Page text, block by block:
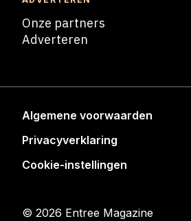
Onze partners
Adverteren
Algemene voorwaarden
Privacyverklaring
Cookie-instellingen
© 2026 Entree Magazine